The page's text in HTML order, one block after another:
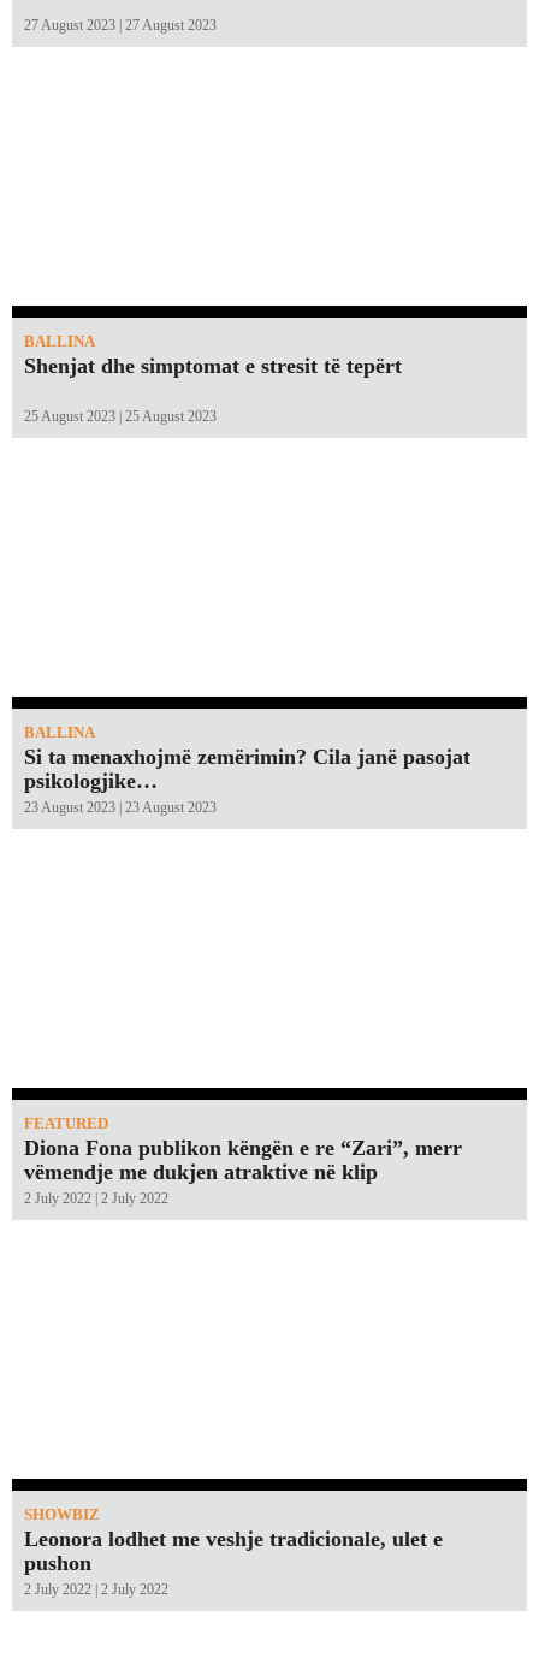
27 August 2023 | 27 August 2023
BALLINA
Shenjat dhe simptomat e stresit të tepërt
25 August 2023 | 25 August 2023
BALLINA
Si ta menaxhojmë zemërimin? Cila janë pasojat
psikologjike…
23 August 2023 | 23 August 2023
FEATURED
Diona Fona publikon këngën e re “Zari”, merr
vëmendje me dukjen atraktive në klip
2 July 2022 | 2 July 2022
SHOWBIZ
Leonora lodhet me veshje tradicionale, ulet e
pushon
2 July 2022 | 2 July 2022